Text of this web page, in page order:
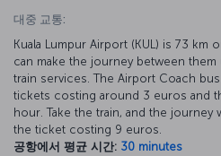
대중 교통:
Kuala Lumpur Airport (KUL) is 73
can make the journey between them
train services. The Airport Coach
tickets costing around 3 euros and
hour. Take the train, and the journey
the ticket costing 9 euros.
공항에서 평균 시간: 30 minutes